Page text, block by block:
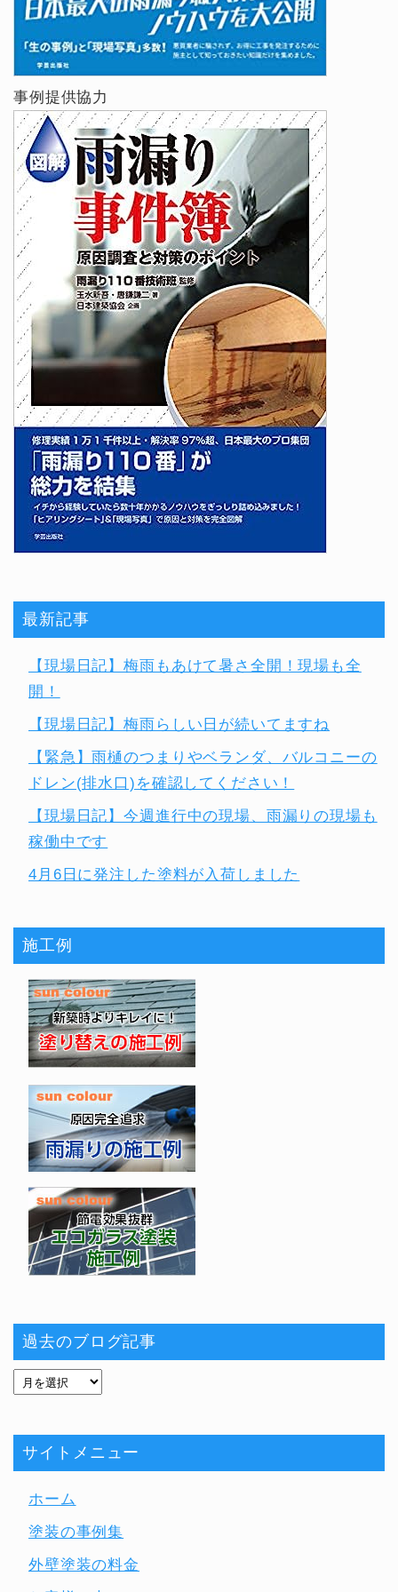
事例提供協力
最新記事
【現場日記】梅雨もあけて暑さ全開！現場も全
開！
【現場日記】梅雨らしい日が続いてますね
【緊急】雨樋のつまりやベランダ、バルコニーの
ドレン(排水口)を確認してください！
【現場日記】今週進行中の現場、雨漏りの現場も
稼働中です
4月6日に発注した塗料が入荷しました
施工例
過去のブログ記事
サイトメニュー
ホーム
塗装の事例集
外壁塗装の料金